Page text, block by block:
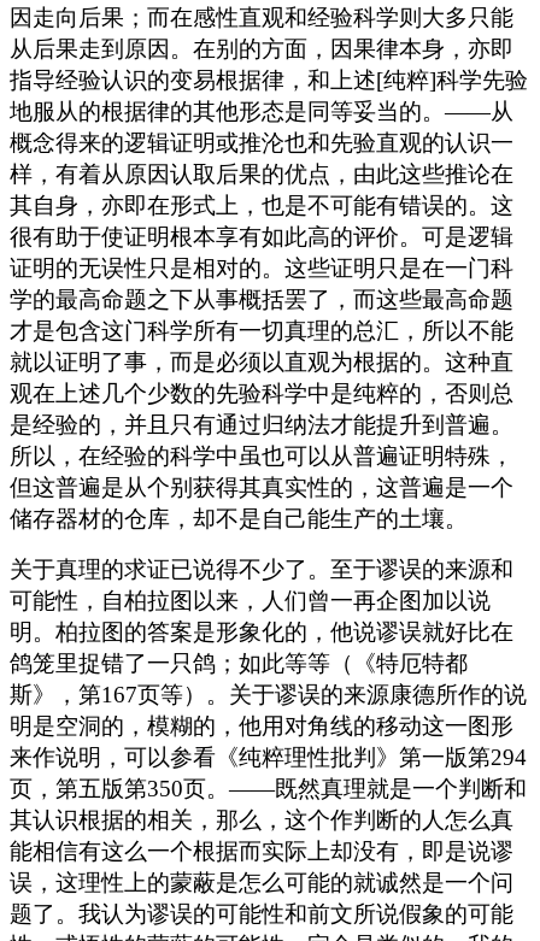
因走向后果；而在感性直观和经验科学则大多只能
从后果走到原因。在别的方面，因果律本身，亦即
指导经验认识的变易根据律，和上述[纯粹]科学先验
地服从的根据律的其他形态是同等妥当的。——从
概念得来的逻辑证明或推沦也和先验直观的认识一
样，有着从原因认取后果的优点，由此这些推论在
其自身，亦即在形式上，也是不可能有错误的。这
很有助于使证明根本享有如此高的评价。可是逻辑
证明的无误性只是相对的。这些证明只是在一门科
学的最高命题之下从事概括罢了，而这些最高命题
才是包含这门科学所有一切真理的总汇，所以不能
就以证明了事，而是必须以直观为根据的。这种直
观在上述几个少数的先验科学中是纯粹的，否则总
是经验的，并且只有通过归纳法才能提升到普遍。
所以，在经验的科学中虽也可以从普遍证明特殊，
但这普遍是从个别获得其真实性的，这普遍是一个
储存器材的仓库，却不是自己能生产的土壤。
关于真理的求证已说得不少了。至于谬误的来源和
可能性，自柏拉图以来，人们曾一再企图加以说
明。柏拉图的答案是形象化的，他说谬误就好比在
鸽笼里捉错了一只鸽；如此等等（《特厄特都
斯》，第167页等）。关于谬误的来源康德所作的说
明是空洞的，模糊的，他用对角线的移动这一图形
来作说明，可以参看《纯粹理性批判》第一版第294
页，第五版第350页。——既然真理就是一个判断和
其认识根据的相关，那么，这个作判断的人怎么真
能相信有这么一个根据而实际上却没有，即是说谬
误，这理性上的蒙蔽是怎么可能的就诚然是一个问
题了。我认为谬误的可能性和前文所说假象的可能